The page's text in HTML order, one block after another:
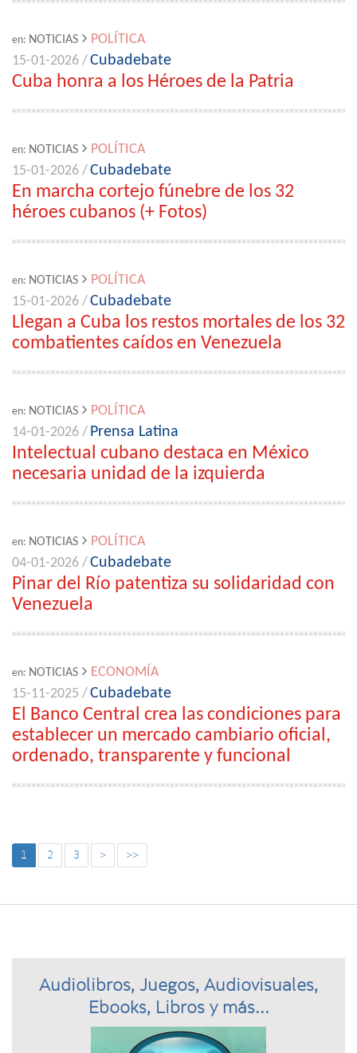
en: NOTICIAS
POLÍTICA
15-01-2026 /Cubadebate
Cuba honra a los Héroes de la Patria
en: NOTICIAS
POLÍTICA
15-01-2026 /Cubadebate
En marcha cortejo fúnebre de los 32
héroes cubanos (+ Fotos)
en: NOTICIAS
POLÍTICA
15-01-2026 /Cubadebate
Llegan a Cuba los restos mortales de los 32
combatientes caídos en Venezuela
en: NOTICIAS
POLÍTICA
14-01-2026 / Prensa Latina
Intelectual cubano destaca en México
necesaria unidad de la izquierda
en: NOTICIAS
POLÍTICA
04-01-2026 /Cubadebate
Pinar del Río patentiza su solidaridad con
Venezuela
en: NOTICIAS
ECONOMÍA
15-11-2025 /Cubadebate
El Banco Central crea las condiciones para
establecer un mercado cambiario oficial,
ordenado, transparente y funcional
1 2 3 > >>
Audiolibros, Juegos, Audiovisuales,
Ebooks, Libros y más...